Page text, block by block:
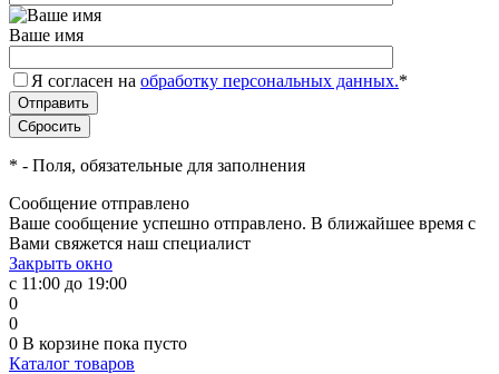
Ваше имя
Я согласен на обработку персональных данных.*
* - Поля, обязательные для заполнения
Сообщение отправлено
Ваше сообщение успешно отправлено. В ближайшее время с
Вами свяжется наш специалист
Закрыть окно
с 11:00 до 19:00
0
0
0 В корзине пока пусто
Каталог товаров